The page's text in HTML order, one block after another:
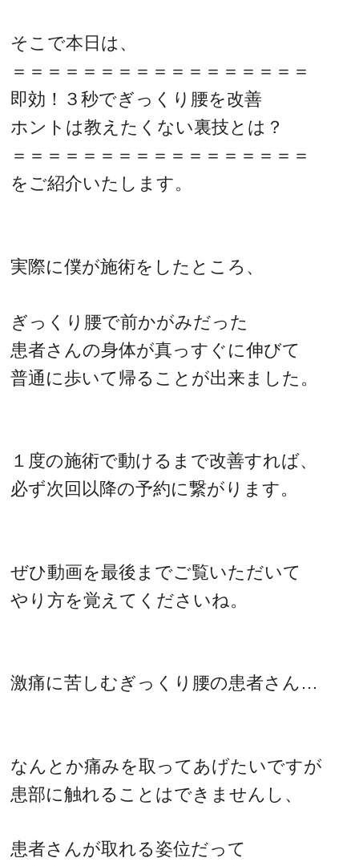
そこで本日は、
＝＝＝＝＝＝＝＝＝＝＝＝＝＝＝＝＝
即効！３秒でぎっくり腰を改善
ホントは教えたくない裏技とは？
＝＝＝＝＝＝＝＝＝＝＝＝＝＝＝＝＝
をご紹介いたします。
実際に僕が施術をしたところ、
ぎっくり腰で前かがみだった
患者さんの身体が真っすぐに伸びて
普通に歩いて帰ることが出来ました。
１度の施術で動けるまで改善すれば、
必ず次回以降の予約に繋がります。
ぜひ動画を最後までご覧いただいて
やり方を覚えてくださいね。
激痛に苦しむぎっくり腰の患者さん…
なんとか痛みを取ってあげたいですが
患部に触れることはできませんし、
患者さんが取れる姿位だって